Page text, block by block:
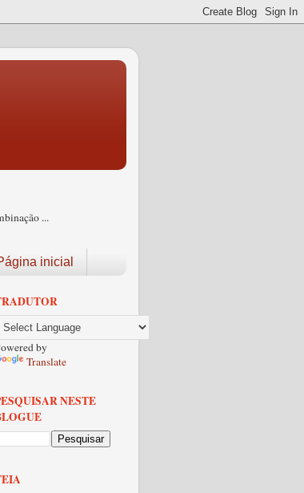
...
inicial
by
Translate
NESTE